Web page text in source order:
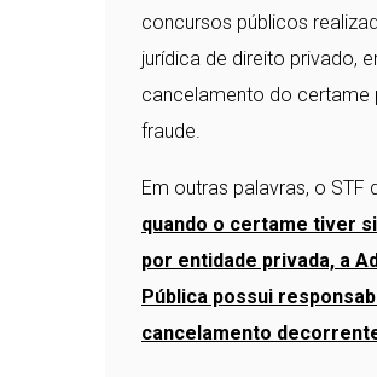
concursos públicos
jurídica de direito privado,
cancelamento do certame
fraude.
Em outras palavras, o STF
quando o certame tiver
por entidade privada, a
Pública possui
cancelamento